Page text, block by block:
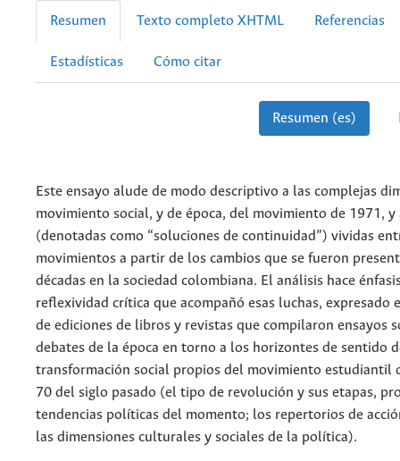
Resumen Texto completo XHTML Referencias
Estadísticas Cómo citar
Resumen (es)
Este ensayo alude de modo descriptivo a las complejas
movimiento social, y de época, del movimiento de 1971,
(denotadas como “soluciones de continuidad”) vividas
movimientos a partir de los cambios que se fueron
décadas en la sociedad colombiana. El análisis hace
reflexividad crítica que acompañó esas luchas, expresado
de ediciones de libros y revistas que compilaron ensayos
debates de la época en torno a los horizontes de sentido
transformación social propios del movimiento estudiantil
70 del siglo pasado (el tipo de revolución y sus etapas,
tendencias políticas del momento; los repertorios de
las dimensiones culturales y sociales de la política).